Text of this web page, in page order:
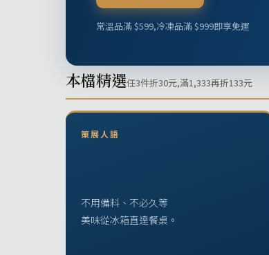
常溫品滿 $599,冷凍品滿 $999即享免運
本檔精選任3件折30元,滿1,333再折133元
策展人語
不用備料、不必久等
美味從冰箱直達餐桌。